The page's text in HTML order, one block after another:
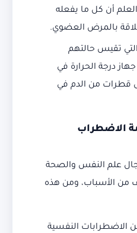
أن كل ما يفعله
بالمرض العضوي.
التي تقيس حالتهم
درجة الحرارة في
من الدم في
الاضطراب
علم النفس والصحة
من الأسباب، ومن هذه
النفسية